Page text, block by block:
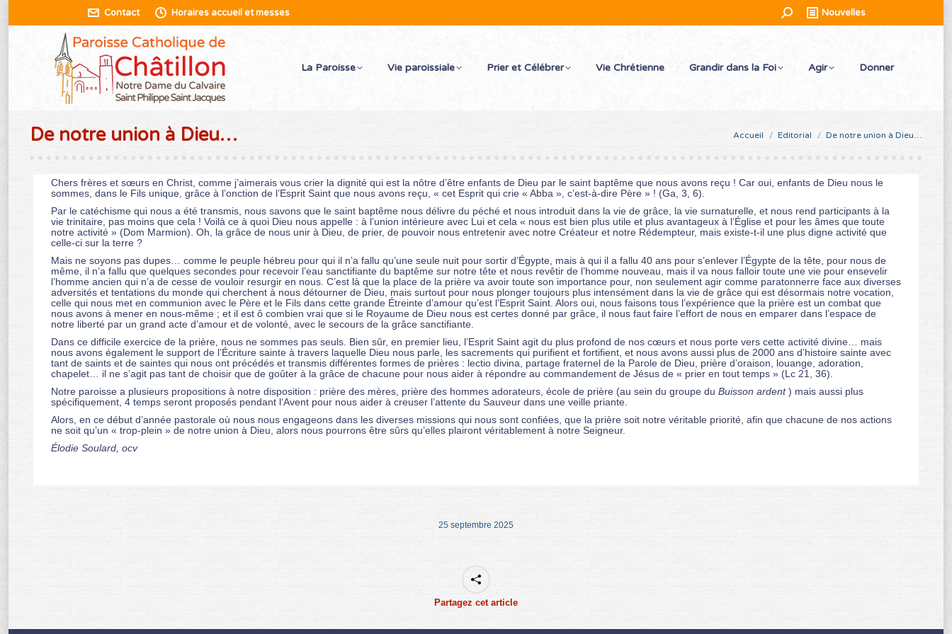
Contact Horaires accueil et messes
Recherche
:
Nouvelles
La Paroisse Vie paroissiale Prier et Célébrer Vie Chrétienne Grandir dans la Foi Agir Donner
De notre union à Dieu… Vous êtes ici :
Accueil Editorial De notre union à Dieu…
Chers frères et sœurs en Christ, comme j’aimerais vous crier la dignité qui est la nôtre d’être enfants de Dieu par le saint baptême que nous avons reçu ! Car oui, enfants de Dieu nous le
sommes, dans le Fils unique, grâce à l’onction de l’Esprit Saint que nous avons reçu, « cet Esprit qui crie « Abba », c’est-à-dire Père » ! (Ga, 3, 6).
Par le catéchisme qui nous a été transmis, nous savons que le saint baptême nous délivre du péché et nous introduit dans la vie de grâce, la vie surnaturelle, et nous rend participants à la
vie trinitaire, pas moins que cela ! Voilà ce à quoi Dieu nous appelle : à l’union intérieure avec Lui et cela « nous est bien plus utile et plus avantageux à l’Église et pour les âmes que toute
notre activité » (Dom Marmion). Oh, la grâce de nous unir à Dieu, de prier, de pouvoir nous entretenir avec notre Créateur et notre Rédempteur, mais existe-t-il une plus digne activité que
celle-ci sur la terre ?
Mais ne soyons pas dupes… comme le peuple hébreu pour qui il n’a fallu qu’une seule nuit pour sortir d’Égypte, mais à qui il a fallu 40 ans pour s’enlever l’Égypte de la tête, pour nous de
même, il n’a fallu que quelques secondes pour recevoir l’eau sanctifiante du baptême sur notre tête et nous revêtir de l’homme nouveau, mais il va nous falloir toute une vie pour ensevelir
l’homme ancien qui n’a de cesse de vouloir resurgir en nous. C’est là que la place de la prière va avoir toute son importance pour, non seulement agir comme paratonnerre face aux diverses
adversités et tentations du monde qui cherchent à nous détourner de Dieu, mais surtout pour nous plonger toujours plus intensément dans la vie de grâce qui est désormais notre vocation,
celle qui nous met en communion avec le Père et le Fils dans cette grande Étreinte d’amour qu’est l’Esprit Saint. Alors oui, nous faisons tous l’expérience que la prière est un combat que
nous avons à mener en nous-même ; et il est ô combien vrai que si le Royaume de Dieu nous est certes donné par grâce, il nous faut faire l’effort de nous en emparer dans l’espace de
notre liberté par un grand acte d’amour et de volonté, avec le secours de la grâce sanctifiante.
Dans ce difficile exercice de la prière, nous ne sommes pas seuls. Bien sûr, en premier lieu, l’Esprit Saint agit du plus profond de nos cœurs et nous porte vers cette activité divine… mais
nous avons également le support de l’Écriture sainte à travers laquelle Dieu nous parle, les sacrements qui purifient et fortifient, et nous avons aussi plus de 2000 ans d’histoire sainte avec
tant de saints et de saintes qui nous ont précédés et transmis différentes formes de prières : lectio divina, partage fraternel de la Parole de Dieu, prière d’oraison, louange, adoration,
chapelet… il ne s’agit pas tant de choisir que de goûter à la grâce de chacune pour nous aider à répondre au commandement de Jésus de « prier en tout temps » (Lc 21, 36).
Notre paroisse a plusieurs propositions à notre disposition : prière des mères, prière des hommes adorateurs, école de prière (au sein du groupe du Buisson ardent) mais aussi plus
spécifiquement, 4 temps seront proposés pendant l’Avent pour nous aider à creuser l’attente du Sauveur dans une veille priante.
Alors, en ce début d’année pastorale où nous nous engageons dans les diverses missions qui nous sont confiées, que la prière soit notre véritable priorité, afin que chacune de nos actions
ne soit qu’un « trop-plein » de notre union à Dieu, alors nous pourrons être sûrs qu’elles plairont véritablement à notre Seigneur.
Élodie Soulard, ocv
25 septembre 2025
Partagez cet article